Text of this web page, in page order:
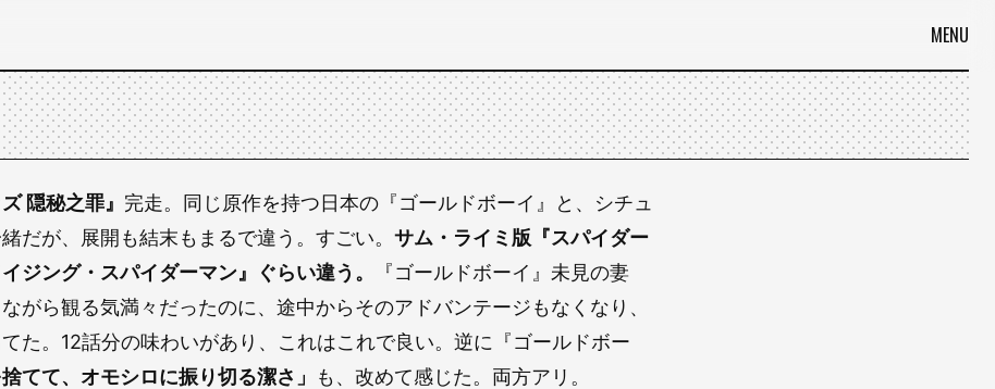
MENU
隠秘之罪』 完走。同じ原作を持つ日本の『ゴールドボーイ』と、シチュ
だが、展開も結末もまるで違う。すごい。 サム・ライミ版『スパイダー
ジング・スパイダーマン』ぐらい違う。
『ゴールドボーイ』未見の妻
がら観る気満々だったのに、途中からそのアドバンテージもなくなり、
た。12話分の味わいがあり、これはこれで良い。逆に『ゴールドボー
捨てて、オモシロに振り切る潔さ」 も、改めて感じた。両方アリ。